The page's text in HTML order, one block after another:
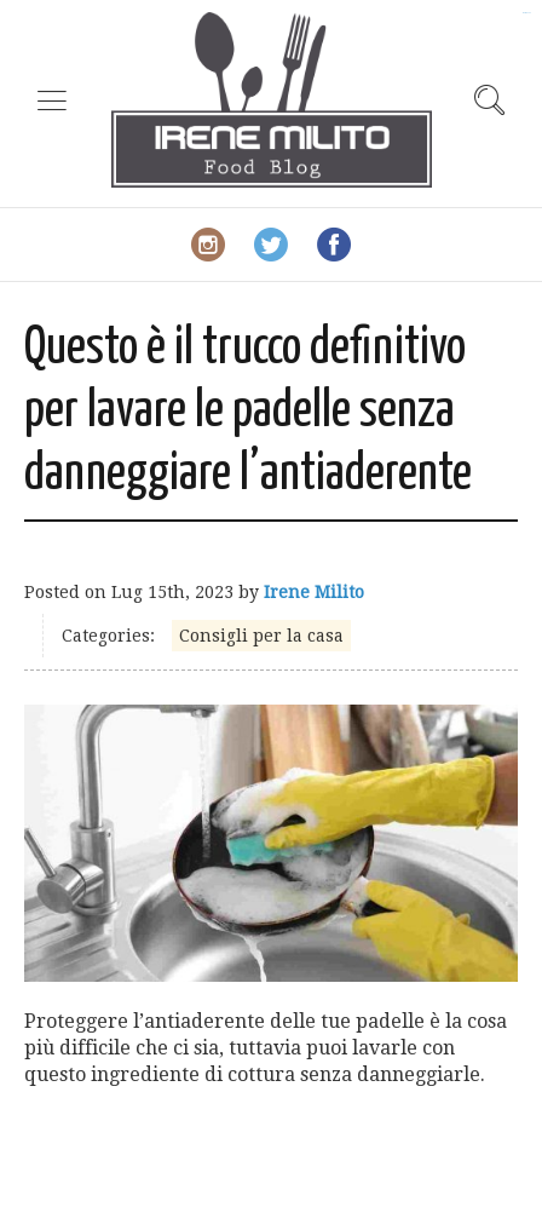
Questo è il trucco definitivo
per lavare le padelle senza
danneggiare l’antiaderente
Posted on Lug 15th, 2023 by Irene Milito
Categories: Consigli per la casa
Proteggere l’antiaderente delle tue padelle è la cosa
più difficile che ci sia, tuttavia puoi lavarle con
questo ingrediente di cottura senza danneggiarle.